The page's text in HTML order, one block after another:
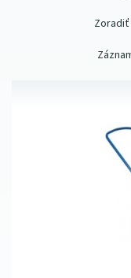
Cena bez DPH
Zoradiť